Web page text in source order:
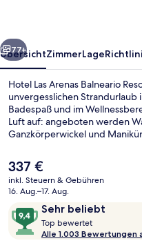
Weiter
77+
ÜbersichtZimmerLage
Hotel Las Arenas Balneario
unvergesslichen Strandurlaub
Badespaß und im
Luft auf: angeboten werden
Ganzkörperwickel und
Frühstück, Mittagessen und
Highlights wie ein kostenloser
Fitnessmöglichkeiten
Anderen Reisenden gefallen
sehr gut.
Der
aktuelle
Preis
337 €.
337 €
inkl. Steuern & Gebühren
16. Aug.–17. Aug.
Bewertungen
Sehr beliebt
9,4
von
10,
Top bewertet
o
Alle 1.003 Bewertungen